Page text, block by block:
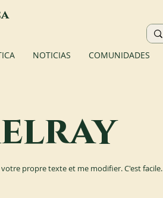
NOTICIAS COMUNIDADES
propre texte et me modifier. C'est facile.